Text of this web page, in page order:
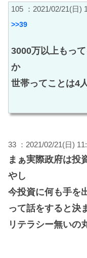
105 ：2021/02/21(日)
>>39
3000万以上もっ
か
世帯ってことは4
33 ：2021/02/21(日)
まぁ実際政府は投
やし
今投資に何も手を
って話をすると決
リテラシー無いの